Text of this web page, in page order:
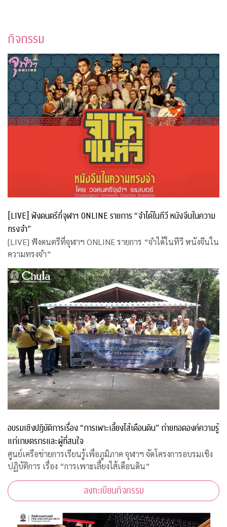
กิจกรรม
[LIVE] ฟังดนตรีที่จุฬาฯ ONLINE รายการ “จำได้ในทีวี หนังจีนในความ
ทรงจำ”
[LIVE] ฟังดนตรีที่จุฬาฯ ONLINE รายการ “จำได้ในทีวี หนังจีนใน
ความทรงจำ”
อบรมเชิงปฏิบัติการเรื่อง “การเพาะเลี้ยงไส้เดือนดิน” ถ่ายทอดองค์ความรู้
แก่เกษตรกรและผู้ที่สนใจ
ศูนย์เครือข่ายการเรียนรู้เพื่อภูมิภาค จุฬาฯ จัดโครงการอบรมเชิง
ปฏิบัติการ เรื่อง “การเพาะเลี้ยงไส้เดือนดิน”
ลงทะเบียนกิจกรรม